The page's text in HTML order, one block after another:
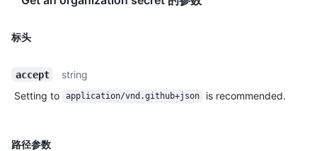
标头
accept
string
Setting to
application/vnd.github+json is recommended.
路径参数